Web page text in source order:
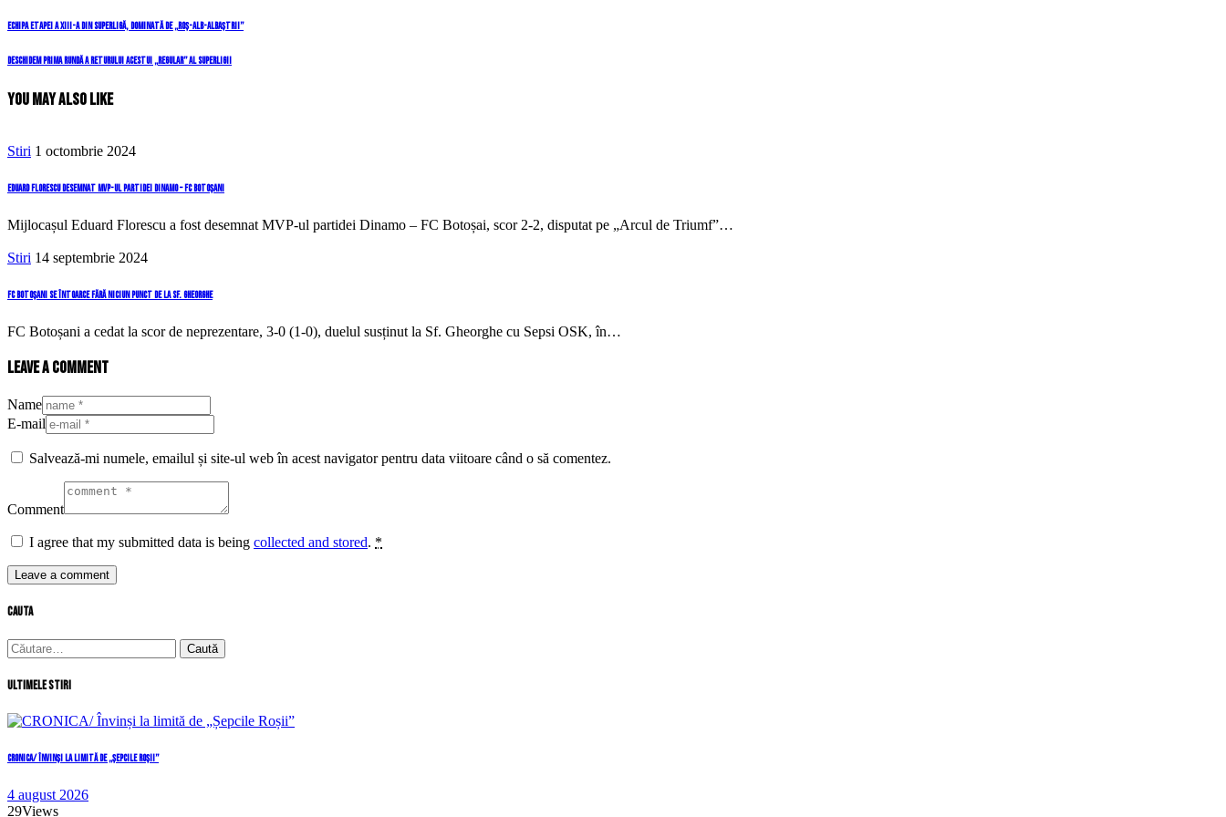
Navigare
în
Previous
Echipa etapei a XIII-a din SuperLigă, dominată de „roș-alb-albaștrii”
Next
Deschidem prima rundă a returului acestui „regular” al SuperLigii
You May Also Like
Stiri 1 octombrie 2024
Eduard Florescu desemnat MVP-ul partidei Dinamo – FC Botoșani
Mijlocașul Eduard Florescu a fost desemnat MVP-ul partidei Dinamo – FC Botoșai, scor 2-2, disputat pe „Arcul de Triumf”…
Stiri 14 septembrie 2024
FC Botoșani se întoarce fără niciun punct de la Sf. Gheorghe
FC Botoșani a cedat la scor de neprezentare, 3-0 (1-0), duelul susținut la Sf. Gheorghe cu Sepsi OSK, în…
Leave a comment
Name
E-mail
Salvează-mi numele, emailul și site-ul web în acest navigator pentru data viitoare când o să comentez.
Comment
I agree that my submitted data is being collected and stored. *
cauta
Caută
după:
Ultimele stiri
CRONICA/ Învinși la limită de „Șepcile Roșii”
4 august 2026
29Views